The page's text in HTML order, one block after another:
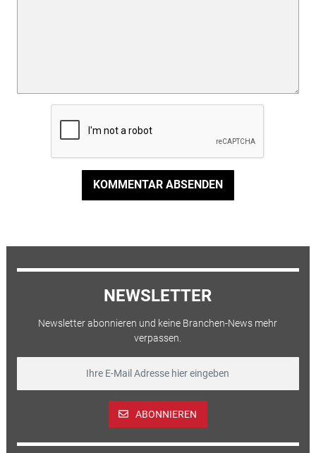
KOMMENTAR ABSENDEN
NEWSLETTER
Newsletter abonnieren und keine Branchen-News mehr
verpassen.
ABONNIEREN